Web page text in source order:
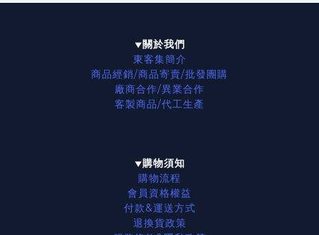
▼關於我們
東客集簡介
商品經銷/商品寄賣/批發團購
廠商合作/異業合作
客製商品/代工生產
▼購物須知
購物流程
會員資格權益
付款&運送方式
退換貨政策